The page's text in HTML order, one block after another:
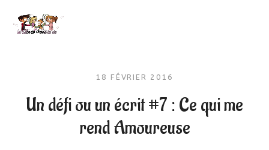
18 FÉVRIER 2016
Un défi ou un écrit #7 : Ce qui me
rend Amoureuse